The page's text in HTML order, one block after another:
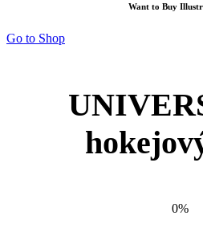
Want to Buy
Go to Shop
0%